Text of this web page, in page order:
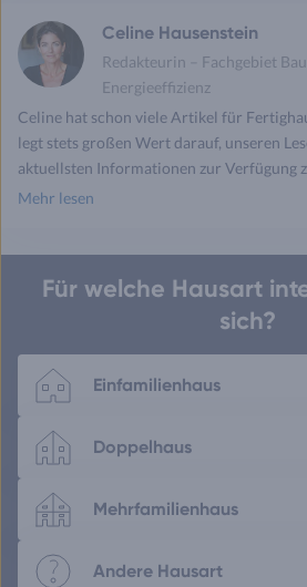
Celine Hausenstein
Redakteurin – Fachgebiet
Energieeffizienz
Celine hat schon viele Artikel für
legt stets großen Wert darauf, unseren
aktuellsten Informationen zur Verfügung
Mehr lesen
Für welche Hausart
sich?
Einfamilienhaus
Doppelhaus
Mehrfamilienhaus
Andere Hausart